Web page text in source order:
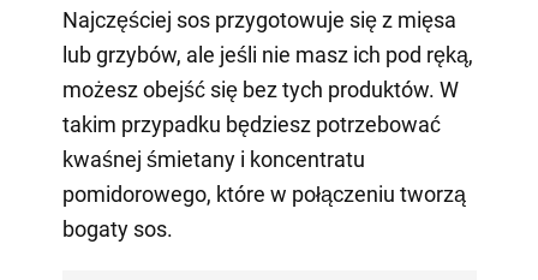
Najczęściej sos przygotowuje się z mięsa
lub grzybów, ale jeśli nie masz ich pod ręką,
możesz obejść się bez tych produktów. W
takim przypadku będziesz potrzebować
kwaśnej śmietany i koncentratu
pomidorowego, które w połączeniu tworzą
bogaty sos.